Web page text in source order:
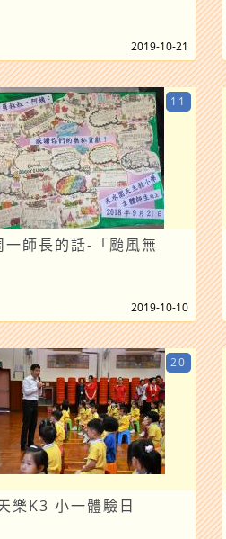
2019-10-21
師長的話-「颱風無
11
2019-10-10
樂K3 小一體驗日
20